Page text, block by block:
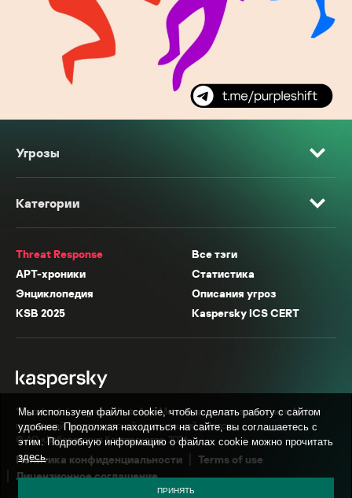
Угрозы
Категории
Threat Response
Все тэги
APT-хроники
Статистика
Энциклопедия
Описания угроз
KSB 2025
Kaspersky ICS CERT
* Facebook, Instagram, WhatsApp, Meta AI принадлежат компании Meta,
признанной экстремистской организацией в России.
© АО «Лаборатория Касперского», 2026.
Политика конфиденциальности
Terms of use
Лицензионное соглашение
Мы используем файлы cookie, чтобы сделать работу с сайтом
удобнее. Продолжая находиться на сайте, вы соглашаетесь с
этим. Подробную информацию о файлах cookie можно прочитать
здесь.
ПРИНЯТЬ